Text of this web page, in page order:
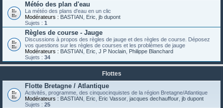
Météo des plan d'eau
La météo des plans d'eau en un clic
Modérateurs : BASTIAN Eric jb dupont
Sujets : 1
Règles de course - Jauge
Discussions à propos des règles de jauge et des règles de course. Déposez
vos questions sur les règles de courses et les problèmes de jauge
Modérateurs : BASTIAN Eric J P Noclain Philippe Blanchard
Sujets : 34
Flottes
Flotte Bretagne / Atlantique
Activités, programme, des cinquocinquistes de la région Bretagne/Atlantique
Modérateurs : BASTIAN Eric Eric Vassor jacques dechauffour jb dupont
Sujets : 25